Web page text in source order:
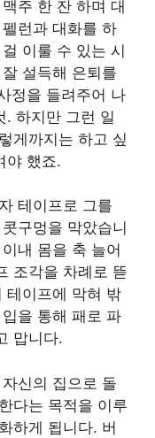
주 한 잔 하며 대
런과 대화를 하
이룰 수 있는 시
설득해 은퇴를
정을 들려주어 나
. 하지만 그런 일
게까지는 하고 싶
야 했죠.
테이프로 그를
구멍을 막았습니
내 몸을 축 늘어
조각을 차례로 뜯
테이프에 막혀 밖
을 통해 패로 파
맙니다.
신의 집으로 돌
다는 목적을 이루
하게 됩니다. 버